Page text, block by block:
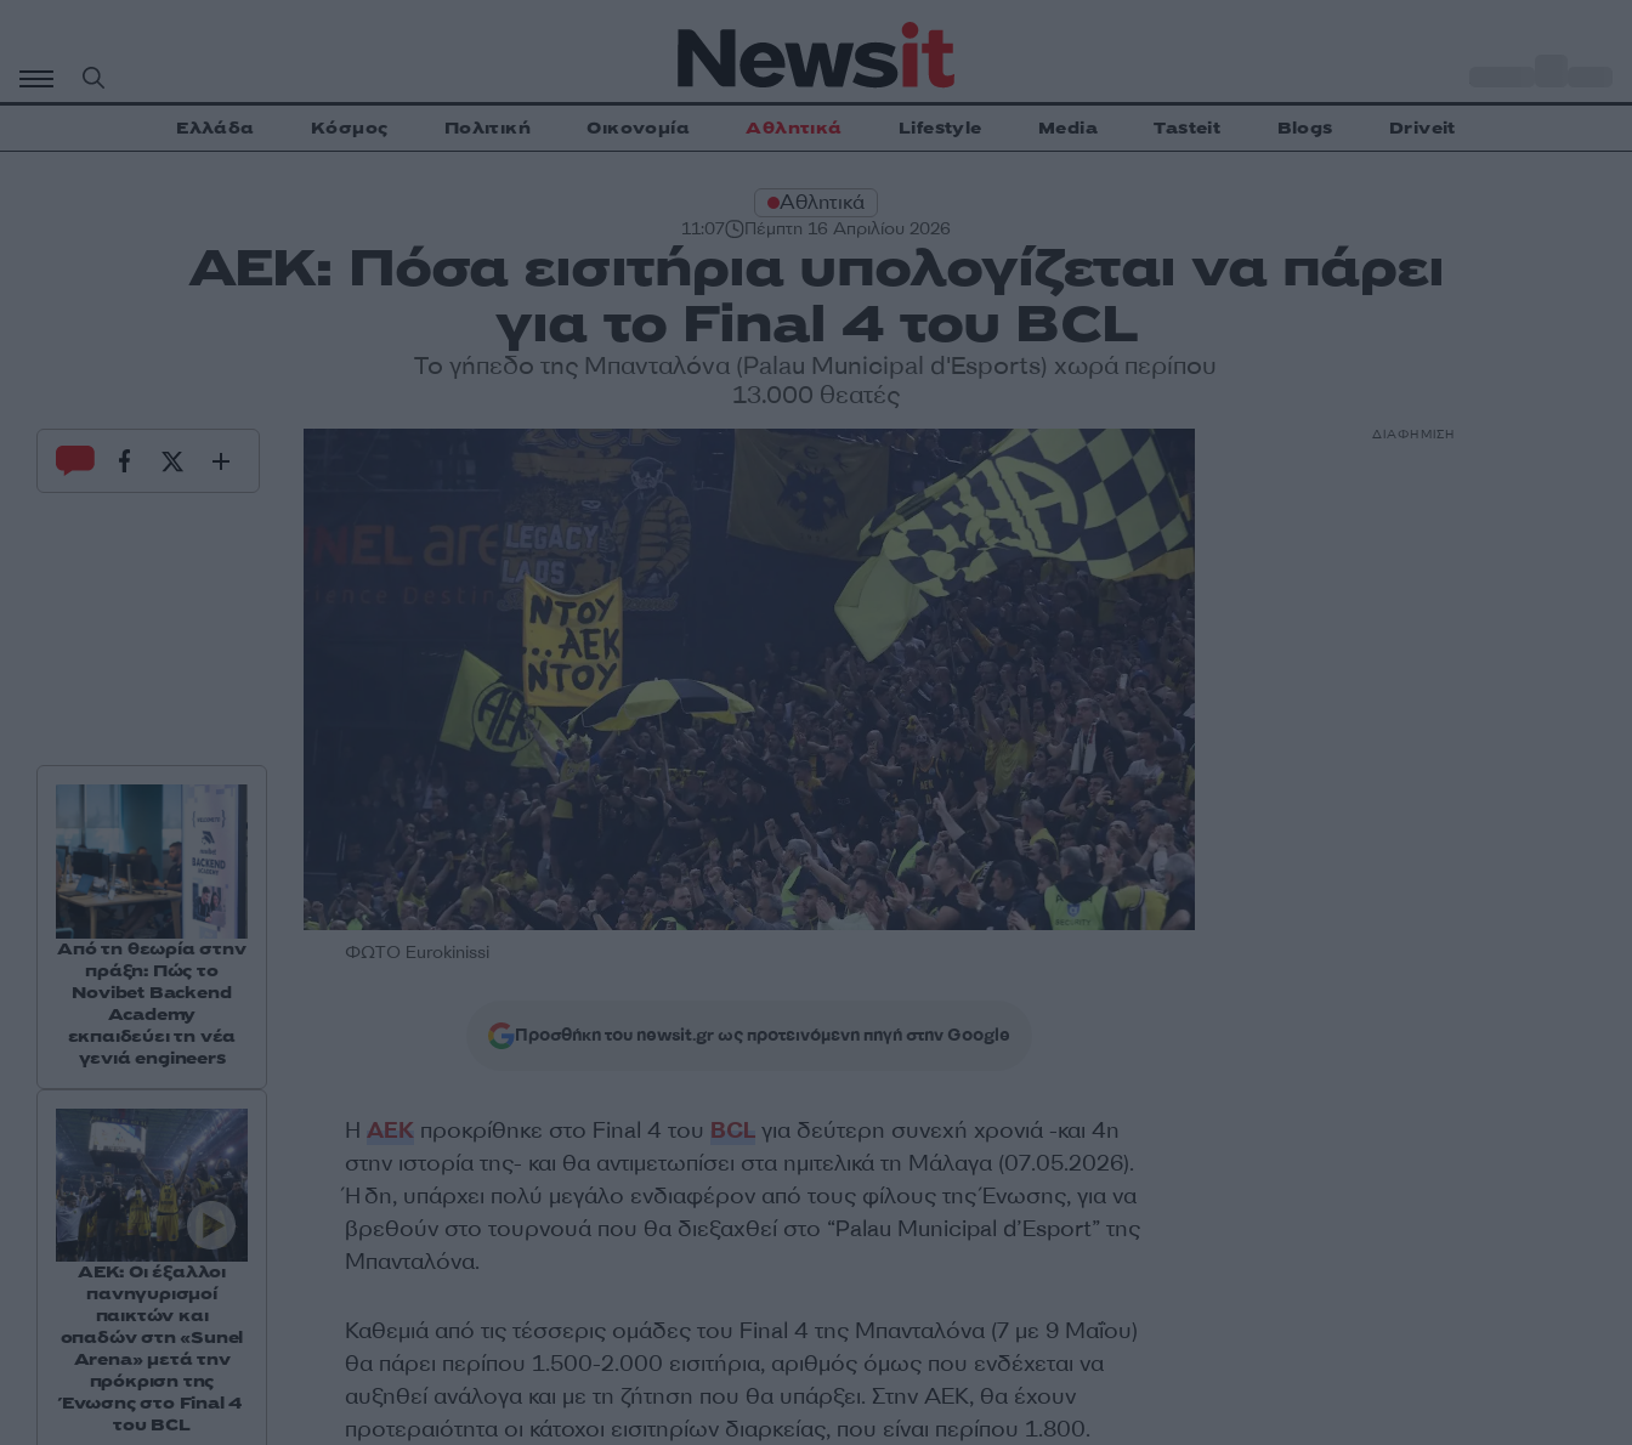
περιεχόμενο
Ελλάδα Κόσμος Πολιτική Οικονομία Αθλητικά Lifestyle Media Tasteit Blogs Driveit
Αθλητικά
11:07 Πέμπτη 16 Απριλίου 2026
ΑΕΚ: Πόσα εισιτήρια υπολογίζεται να πάρει
για το Final 4 του BCL
Το γήπεδο της Μπανταλόνα (Palau Municipal d'Esports) χωρά περίπου
13.000 θεατές
ΦΩΤΟ Eurokinissi
Προσθήκη του newsit.gr ως προτεινόμενη πηγή στην Google
Η ΑΕΚπροκρίθηκε στο Final 4 του BCLγια δεύτερη συνεχή χρονιά -και 4η
στην ιστορία της- και θα αντιμετωπίσει στα ημιτελικά τη Μάλαγα (07.05.2026).
Ήδη, υπάρχει πολύ μεγάλο ενδιαφέρον από τους φίλους της Ένωσης, για να
βρεθούν στο τουρνουά που θα διεξαχθεί στο “Palau Municipal d’Esport” της
Μπανταλόνα.
Καθεμιά από τις τέσσερις ομάδες του Final 4 της Μπανταλόνα (7 με 9 Μαΐου)
θα πάρει περίπου 1.500-2.000 εισιτήρια, αριθμός όμως που ενδέχεται να
αυξηθεί ανάλογα και με τη ζήτηση που θα υπάρξει. Στην ΑΕΚ, θα έχουν
προτεραιότητα οι κάτοχοι εισιτηρίων διαρκείας, που είναι περίπου 1.800.
Από τη θεωρία στην
πράξη: Πώς το
Novibet Backend
Academy
εκπαιδεύει τη νέα
γενιά engineers
ΑΕΚ: Οι έξαλλοι
πανηγυρισμοί
παικτών και
οπαδών στη «Sunel
Arena» μετά την
πρόκριση της
Ένωσης στο Final 4
του BCL
ΔΙΑΦΗΜΙΣΗ